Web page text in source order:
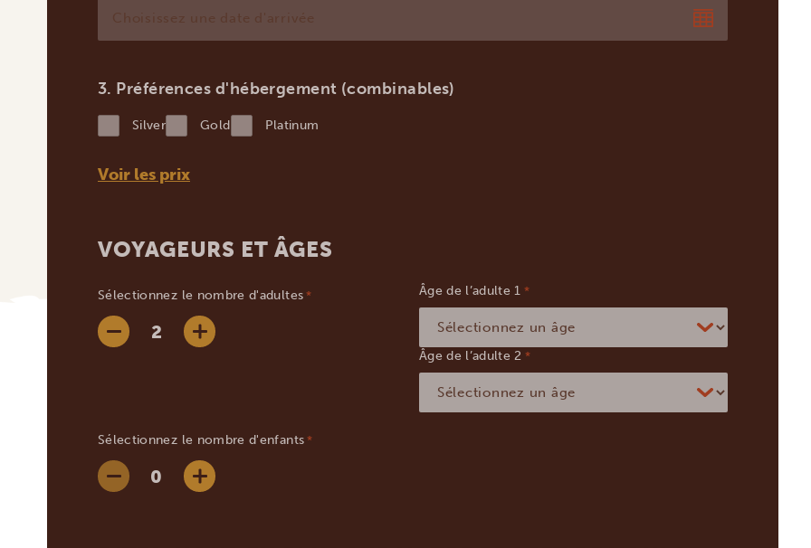
MMPréférences d'hébergement (combinables)
Silver Gold Platinum
Voir les prix
VOYAGEURS ET ÂGES
Sélectionnez le nombre d'adultes * Âge de l’adulte *
Âge de l’adulte *
Sélectionnez le nombre d'enfants *